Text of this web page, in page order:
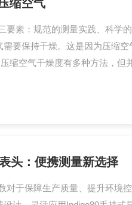
缩空气
素：规范的测量实践、科
要保持干燥。这是因为压缩
缩空气干燥度有多种方法，
头：便携测量新选择
于保障生产质量、提升环